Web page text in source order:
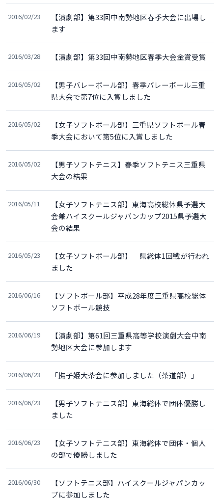
2016/02/23
【演劇部】第33回中南勢地区春季大会に出場し
ます
2016/03/28 【演劇部】第33回中南勢地区春季大会金賞受賞
2016/05/02
【男子バレーボール部】春季バレーボール三重
県大会で第7位に入賞しました
2016/05/02
【女子ソフトボール部】三重県ソフトボール春
季大会において第5位に入賞しました
2016/05/02
【男子ソフトテニス】春季ソフトテニス三重県
大会の結果
2016/05/11
【女子ソフトテニス部】東海高校総体県予選大
会兼ハイスクールジャパンカップ2015県予選大
会の結果
2016/05/23
【女子ソフトボール部】 県総体1回戦が行われ
ました
2016/06/16
【ソフトボール部】平成28年度三重県高校総体
ソフトボール競技
2016/06/19
【演劇部】第61回三重県高等学校演劇大会中南
勢地区大会に参加します
2016/06/23 「撫子姫大茶会に参加しました（茶道部）」
2016/06/23
【男子ソフトテニス部】東海総体で団体優勝し
ました
2016/06/23
【女子ソフトテニス部】東海総体で団体・個人
の部で優勝しました
2016/06/30
【ソフトテニス部】ハイスクールジャパンカッ
プに参加しました